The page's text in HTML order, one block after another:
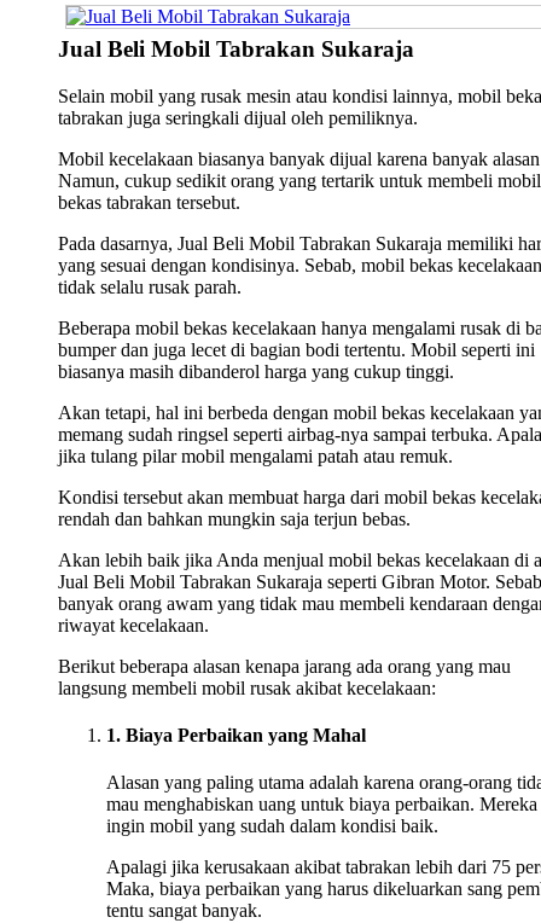
Jual Beli Mobil Tabrakan Sukaraja
Selain mobil yang rusak mesin atau kondisi lainnya, mobil
tabrakan juga seringkali dijual oleh pemiliknya.
Mobil kecelakaan biasanya banyak dijual karena banyak
Namun, cukup sedikit orang yang tertarik untuk membeli mobil
bekas tabrakan tersebut.
Pada dasarnya, Jual Beli Mobil Tabrakan Sukaraja memiliki
yang sesuai dengan kondisinya. Sebab, mobil bekas kecelakaan
tidak selalu rusak parah.
Beberapa mobil bekas kecelakaan hanya mengalami rusak di
bumper dan juga lecet di bagian bodi tertentu. Mobil seperti ini
biasanya masih dibanderol harga yang cukup tinggi.
Akan tetapi, hal ini berbeda dengan mobil bekas kecelakaan
memang sudah ringsel seperti airbag-nya sampai terbuka.
jika tulang pilar mobil mengalami patah atau remuk.
Kondisi tersebut akan membuat harga dari mobil bekas
rendah dan bahkan mungkin saja terjun bebas.
Akan lebih baik jika Anda menjual mobil bekas kecelakaan di
Jual Beli Mobil Tabrakan Sukaraja seperti Gibran Motor.
banyak orang awam yang tidak mau membeli kendaraan
riwayat kecelakaan.
Berikut beberapa alasan kenapa jarang ada orang yang mau
langsung membeli mobil rusak akibat kecelakaan:
1. Biaya Perbaikan yang Mahal
Alasan yang paling utama adalah karena orang-orang
mau menghabiskan uang untuk biaya perbaikan. Mereka
ingin mobil yang sudah dalam kondisi baik.
Apalagi jika kerusakaan akibat tabrakan lebih dari 75
Maka, biaya perbaikan yang harus dikeluarkan sang
tentu sangat banyak.